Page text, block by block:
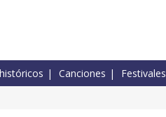
Canciones Festivales